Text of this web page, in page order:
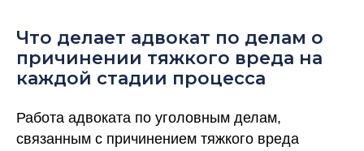
Что делает адвокат по делам о
причинении тяжкого вреда на
каждой стадии процесса
Работа адвоката по уголовным делам,
связанным с причинением тяжкого вреда